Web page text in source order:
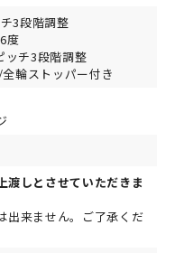
3段階調整
度
ッチ3段階調整
輪ストッパー付き
渡しとさせていただきま
出来ません。ご了承くだ